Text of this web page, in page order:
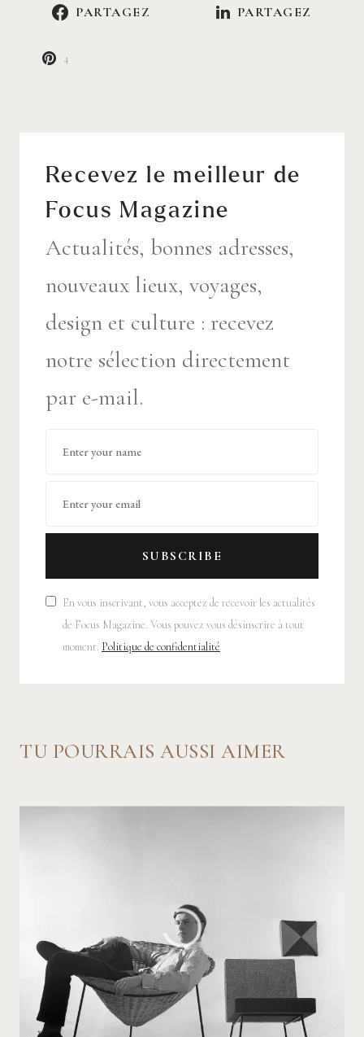
PARTAGEZ PARTAGEZ
4
Recevez le meilleur de
Focus Magazine
Actualités, bonnes adresses,
nouveaux lieux, voyages,
design et culture : recevez
notre sélection directement
par e-mail.
SUBSCRIBE
En vous inscrivant, vous acceptez de recevoir les actualités
de Focus Magazine. Vous pouvez vous désinscrire à tout
moment. Politique de confidentialité
TU POURRAIS AUSSI AIMER